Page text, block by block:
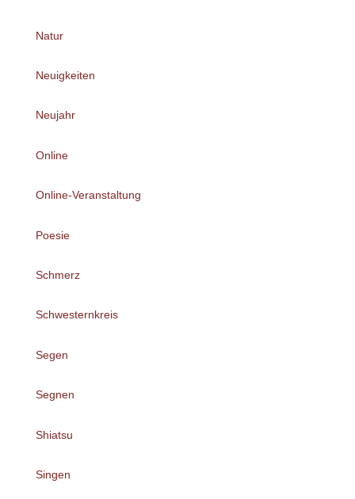
Natur
Neuigkeiten
Neujahr
Online
Online-Veranstaltung
Poesie
Schmerz
Schwesternkreis
Segen
Segnen
Shiatsu
Singen